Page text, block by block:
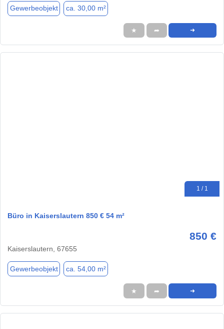
Gewerbeobjekt ca. 30,00 m²
★ ➦ ➜
1 / 1
Büro in Kaiserslautern 850 € 54 m²
850 €
Kaiserslautern, 67655
Gewerbeobjekt ca. 54,00 m²
★ ➦ ➜